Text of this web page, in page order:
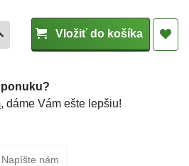
Vložiť do košíka
ponuku?
, dáme Vám ešte lepšiu!
Napíšte nám